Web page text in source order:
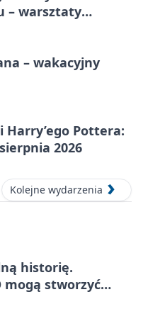
– warsztaty
– wakacyjny
Harry’ego Pottera:
2026
Kolejne wydarzenia
historię.
mogą stworzyć